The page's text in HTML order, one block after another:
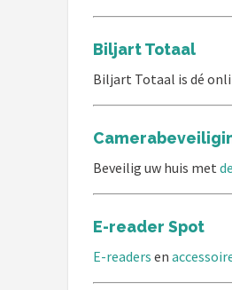
KitchenAid
Bartscher
Nutribullet
KitchenBrothers
Biljart Totaal
Biljart Totaal is dé
Beveilig uw huis met
E-reader Spot
E-readers en